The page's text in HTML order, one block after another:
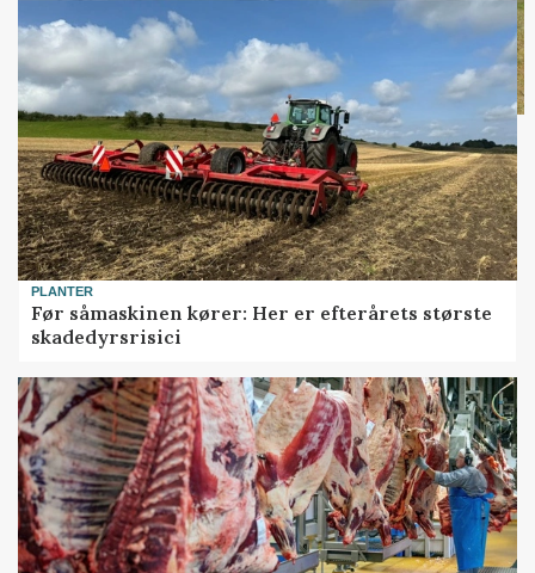
PLANTER
Før såmaskinen kører: Her er efterårets største
skadedyrsrisici